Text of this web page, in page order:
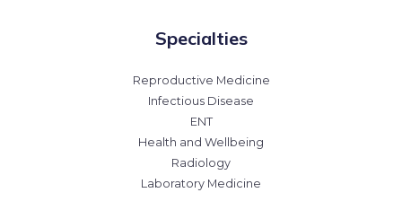
Specialties
Reproductive Medicine
Infectious Disease
ENT
Health and Wellbeing
Radiology
Laboratory Medicine